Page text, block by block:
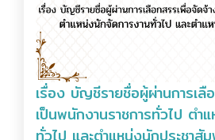
เรื่อง บัญชีรายชื่อผู้ผ่านการเลื
เป็นพนักงานราชการทั่วไป ตำ